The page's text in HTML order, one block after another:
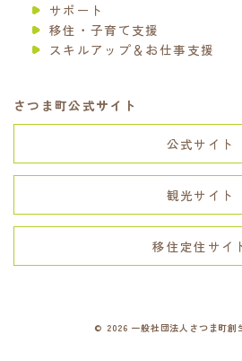
サポート
移住・子育て支援
スキルアップ＆お仕事支援
さつま町公式サイト
公式サイト
観光サイト
移住定住サイ
© 2026 一般社団法人さつま町創